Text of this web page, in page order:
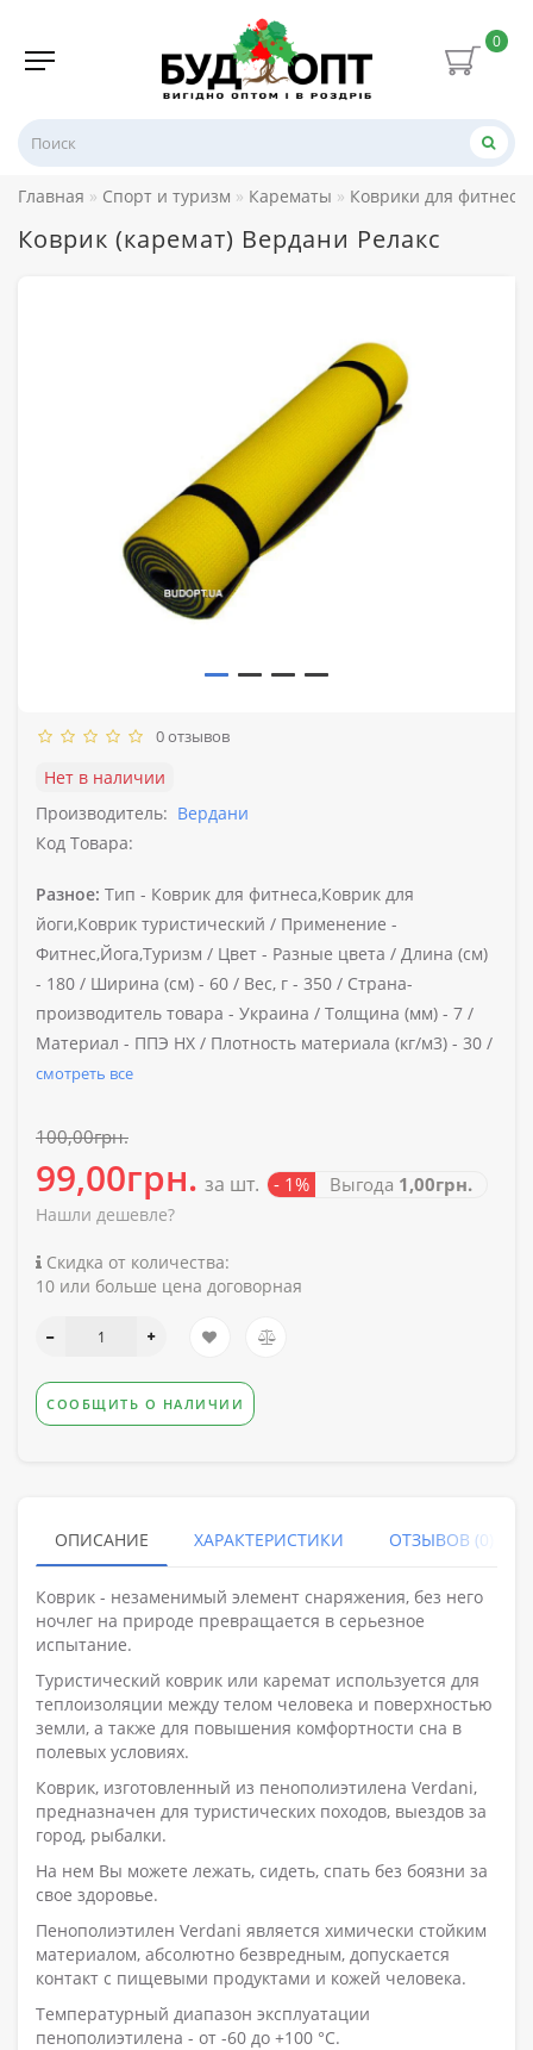
0
Главная Спорт и туризм Карематы Коврики для фитнеса
Коврик (каремат) Вердани Релакс
0 отзывов
Нет в наличии
Производитель: Вердани
Код Товара:
Разное: Тип - Коврик для фитнеса,Коврик для
йоги,Коврик туристический / Применение -
Фитнес,Йога,Туризм / Цвет - Разные цвета / Длина (см)
- 180 / Ширина (см) - 60 / Вес, г - 350 / Страна-
производитель товара - Украина / Толщина (мм) - 7 /
Материал - ППЭ НХ / Плотность материала (кг/м3) - 30 /
смотреть все
100,00грн.
99,00грн. за шт. - 1% Выгода 1,00грн.
Нашли дешевле?
Скидка от количества:
10 или больше цена договорная
СООБЩИТЬ О НАЛИЧИИ
ОПИСАНИЕ ХАРАКТЕРИСТИКИ ОТЗЫВОВ (0)
Коврик - незаменимый элемент снаряжения, без него
ночлег на природе превращается в серьезное
испытание.
Туристический коврик или каремат используется для
теплоизоляции между телом человека и поверхностью
земли, а также для повышения комфортности сна в
полевых условиях.
Коврик, изготовленный из пенополиэтилена Verdani,
предназначен для туристических походов, выездов за
город, рыбалки.
На нем Вы можете лежать, сидеть, спать без боязни за
свое здоровье.
Пенополиэтилен Verdani является химически стойким
материалом, абсолютно безвредным, допускается
контакт с пищевыми продуктами и кожей человека.
Температурный диапазон эксплуатации
пенополиэтилена - от -60 до +100 °С.